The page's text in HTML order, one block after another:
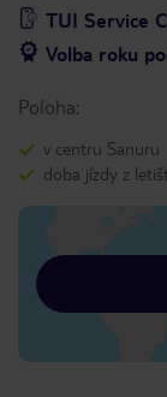
TUI Service
Volba roku
Poloha:
v centru Sanuru
doba jízdy z